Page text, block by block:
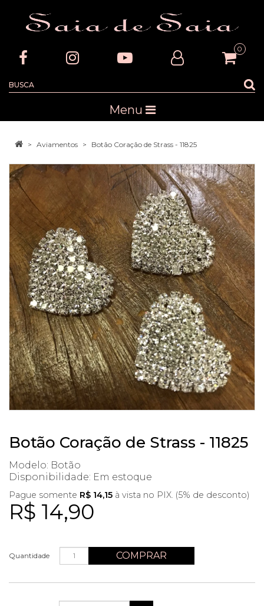
0
Menu
Aviamentos Botão Coração de Strass - 11825
Botão Coração de Strass - 11825
Modelo: Botão
Disponibilidade: Em estoque
R$ 14,90
Pague somente R$ 14,15 à vista no PIX. (5% de desconto)
Quantidade COMPRAR